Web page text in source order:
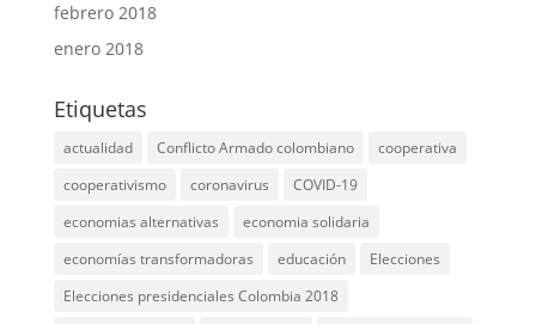
febrero 2018
enero 2018
Etiquetas
actualidad Conflicto Armado colombiano
cooperativa
cooperativismo
coronavirus
COVID-19
economias alternativas
economia solidaria
economías transformadoras
educación
Elecciones
Elecciones presidenciales Colombia 2018